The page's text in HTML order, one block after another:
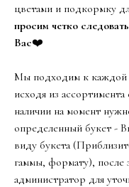
цветами и подкормку
просим четко
Вас❤️
Мы подходим к каждой
исходя из
наличии на момент
определенный букет -
виду букета
гаммы, формату), после
администратор для